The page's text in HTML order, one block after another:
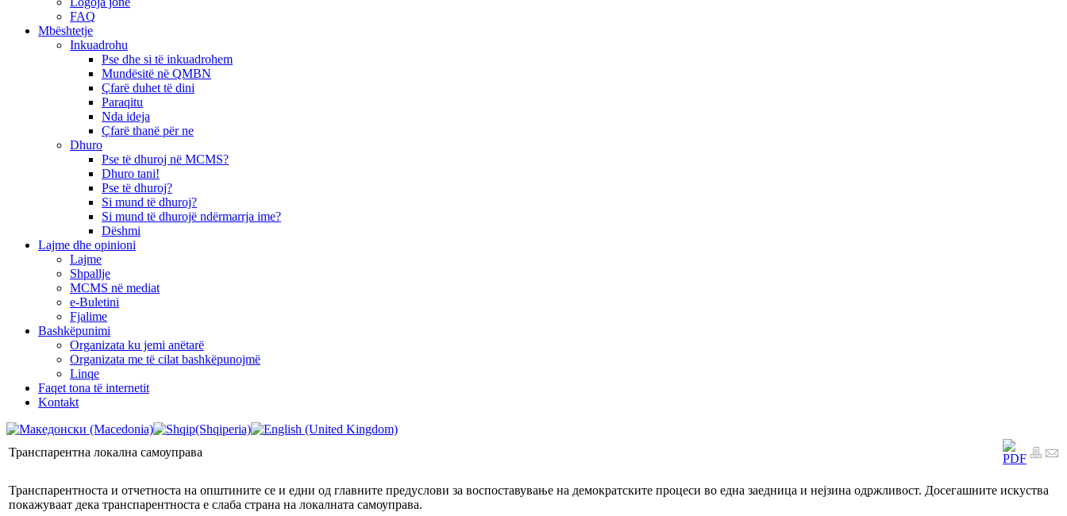
FAQ
Mbështetje
Inkuadrohu
Pse dhe si të inkuadrohem
Mundësitë në QMBN
Çfarë duhet të dini
Paraqitu
Nda ideja
Çfarë thanë për ne
Dhuro
Pse të dhuroj në MCMS?
Dhuro tani!
Pse të dhuroj?
Si mund të dhuroj?
Si mund të dhurojë ndërmarrja ime?
Dëshmi
Lajme dhe opinioni
Lajme
Shpallje
MCMS në mediat
e-Buletini
Fjalime
Bashkëpunimi
Organizata ku jemi anëtarë
Organizata me të cilat bashkëpunojmë
Linqe
Faqet tona të internetit
Kontakt
Транспарентна локална самоуправа
Транспарентноста и отчетноста на општините се и едни од главните предуслови за воспоставување на демократските процеси во една заедница и нејзина одржливост. Досегашните искуства
покажуваат дека транспарентноста е слаба страна на локалната самоуправа.